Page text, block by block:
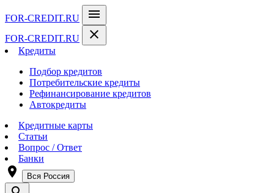
FOR-CREDIT.RU menu
FOR-CREDIT.RU close
Кредиты
Подбор кредитов
Потребительские кредиты
Рефинансирование кредитов
Автокредиты
Кредитные карты
Статьи
Вопрос / Ответ
Банки
room Вся Россия